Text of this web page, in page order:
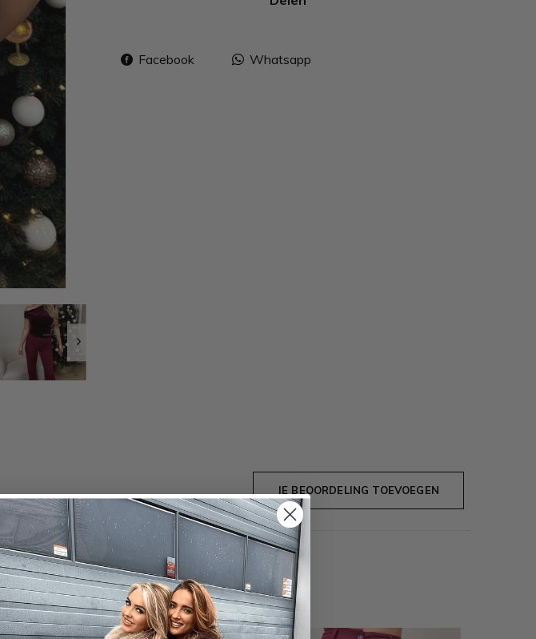
Facebook Whatsapp
JE BEOORDELING TOEVOEGEN